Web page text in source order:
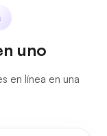
uno
en línea en una